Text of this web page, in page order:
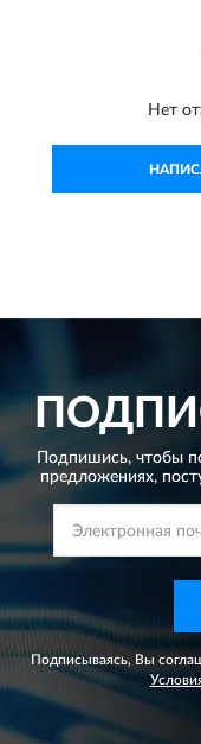
Нет
Подпишись, чтобы
предложениях,
Подписываясь, Вы